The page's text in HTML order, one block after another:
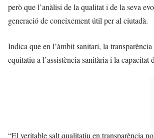
però que l’anàlisi de la qualitat i de la seva
generació de coneixement útil per al ciutadà.
Indica que en l’àmbit sanitari, la
equitatiu a l’assistència sanitària i la
“El veritable salt qualitatiu en transparència